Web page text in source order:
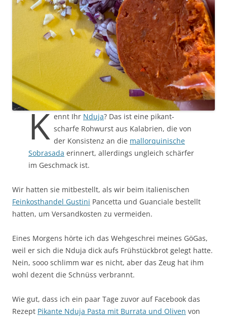
K ennt Ihr Nduja? Das ist eine pikant-
scharfe Rohwurst aus Kalabrien, die von
der Konsistenz an die mallorquinische
Sobrasada erinnert, allerdings ungleich schärfer
im Geschmack ist.
Wir hatten sie mitbestellt, als wir beim italienischen
Feinkosthandel Gustini Pancetta und Guanciale bestellt
hatten, um Versandkosten zu vermeiden.
Eines Morgens hörte ich das Wehgeschrei meines GöGas,
weil er sich die Nduja dick aufs Frühstückbrot gelegt hatte.
Nein, sooo schlimm war es nicht, aber das Zeug hat ihm
wohl dezent die Schnüss verbrannt.
Wie gut, dass ich ein paar Tage zuvor auf Facebook das
Rezept Pikante Nduja Pasta mit Burrata und Oliven von